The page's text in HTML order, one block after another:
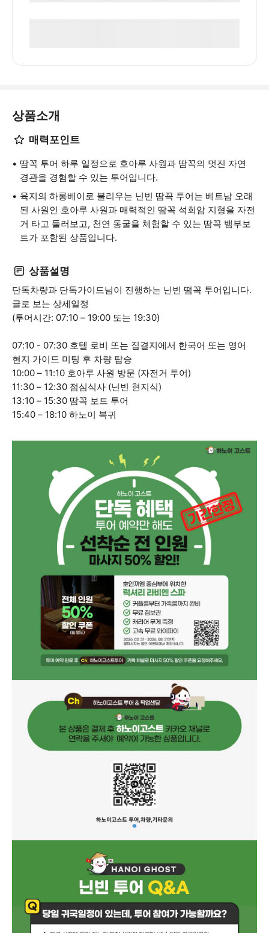
상품소개
매력포인트
땀꼭 투어 하루 일정으로 호아루 사원과 땀꼭의 멋진 자연
경관을 경험할 수 있는 투어입니다.
육지의 하롱베이로 불리우는 닌빈 땀꼭 투어는 베트남 오래
된 사원인 호아루 사원과 매력적인 땀꼭 석회암 지형을 자전
거 타고 둘러보고, 천연 동굴을 체험할 수 있는 땀꼭 뱀부보
트가 포함된 상품입니다.
상품설명
단독차량과 단독가이드님이 진행하는 닌빈 떰꼭 투어입니다.
글로 보는 상세일정
(투어시간: 07:10 – 19:00 또는 19:30)
07:10 - 07:30 호텔 로비 또는 집결지에서 한국어 또는 영어
현지 가이드 미팅 후 차량 탑승
10:00 – 11:10 호아루 사원 방문 (자전거 투어)
11:30 – 12:30 점심식사 (닌빈 현지식)
13:10 – 15:30 땀꼭 보트 투어
15:40 – 18:10 하노이 복귀